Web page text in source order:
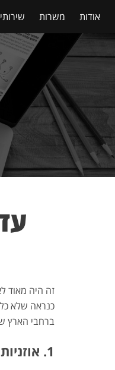
אודות משרות
זה היה מאוד
כנראה שלא
ברחבי הארץ
1. אוזניות מבטלות רעש